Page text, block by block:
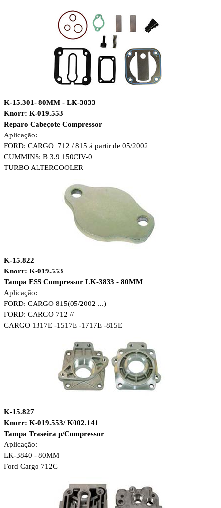
K-15.301- 80MM - LK-3833
Knorr: K-019.553
Reparo Cabeçote Compressor
Aplicação:
FORD: CARGO 712 / 815 á partir de 05/2002
CUMMINS: B 3.9 150CIV-0
TURBO ALTERCOOLER
K-15.822
Knorr: K-019.553
Tampa ESS Compressor LK-3833 - 80MM
Aplicação:
FORD: CARGO 815(05/2002 ...)
FORD: CARGO 712 //
CARGO 1317E -1517E -1717E -815E
K-15.827
Knorr: K-019.553/ K002.141
Tampa Traseira p/Compressor
Aplicação:
LK-3840 - 80MM
Ford Cargo 712C